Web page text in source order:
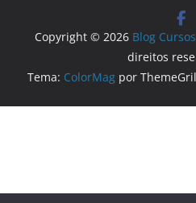
Copyright © 2026 Blog
direitos
Tema: ColorMag por